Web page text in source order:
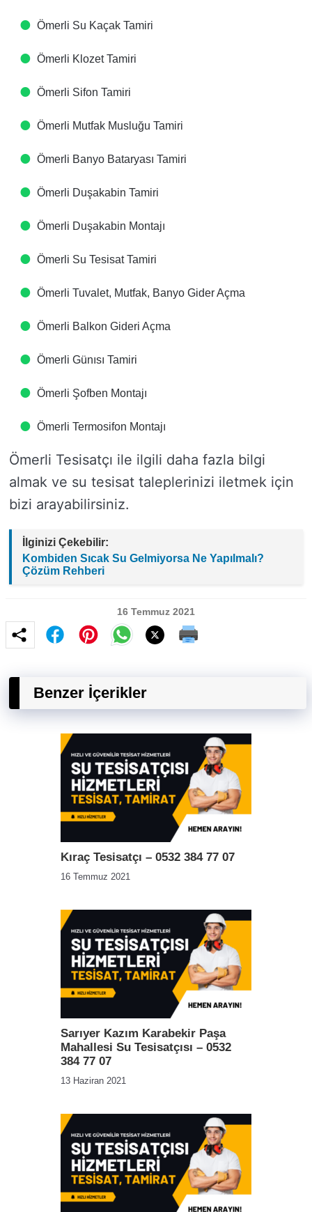
Ömerli Su Kaçak Tamiri
Ömerli Klozet Tamiri
Ömerli Sifon Tamiri
Ömerli Mutfak Musluğu Tamiri
Ömerli Banyo Bataryası Tamiri
Ömerli Duşakabin Tamiri
Ömerli Duşakabin Montajı
Ömerli Su Tesisat Tamiri
Ömerli Tuvalet, Mutfak, Banyo Gider Açma
Ömerli Balkon Gideri Açma
Ömerli Günısı Tamiri
Ömerli Şofben Montajı
Ömerli Termosifon Montajı
Ömerli Tesisatçı ile ilgili daha fazla bilgi
almak ve su tesisat taleplerinizi iletmek için
bizi arayabilirsiniz.
İlginizi Çekebilir:
Kombiden Sıcak Su Gelmiyorsa Ne Yapılmalı?
Çözüm Rehberi
16 Temmuz 2021
Benzer İçerikler
Kıraç Tesisatçı – 0532 384 77 07
16 Temmuz 2021
Sarıyer Kazım Karabekir Paşa
Mahallesi Su Tesisatçısı – 0532
384 77 07
13 Haziran 2021